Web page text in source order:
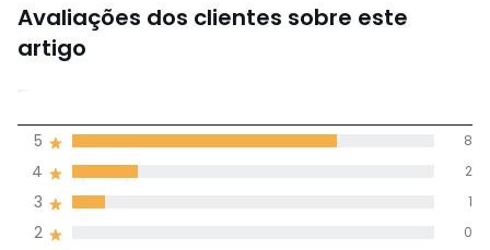
Avaliações dos clientes sobre este
artigo
4,6
(11)
2 0
3 1
4 2
5 8